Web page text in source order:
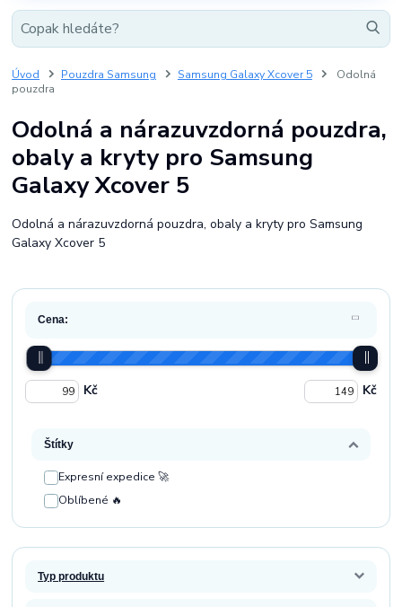
Úvod Pouzdra Samsung Samsung Galaxy Xcover 5
Odolná
pouzdra
Odolná a nárazuvzdorná pouzdra,
obaly a kryty pro Samsung
Galaxy Xcover 5
Odolná a nárazuvzdorná pouzdra, obaly a kryty pro Samsung
Galaxy Xcover 5
Cena:
Kč Kč
Štítky
Expresní expedice 🚀
Oblíbené 🔥
Typ produktu